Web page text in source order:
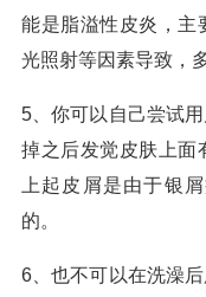
能是脂溢性皮炎，主
光照射等因素导致，
5、你可以自己尝试
掉之后发觉皮肤上面
上起皮屑是由于银
的。
6、也不可以在洗澡